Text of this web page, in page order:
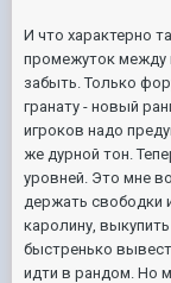
И что характерно
промежуток между
забыть. Только
гранату - новый
игроков надо
же дурной тон.
уровней. Это мне
держать свободки
каролину,
быстренько
идти в рандом. Но